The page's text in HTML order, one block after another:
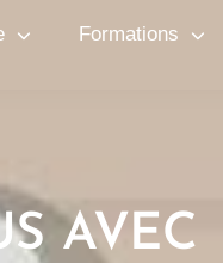
Formations
AVEC